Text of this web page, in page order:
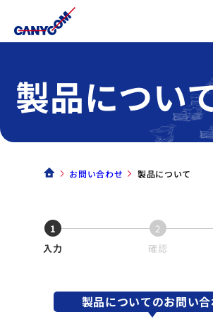
製品につい
お問い合わせ 製品について
1
入力
2
確認
製品についてのお問い